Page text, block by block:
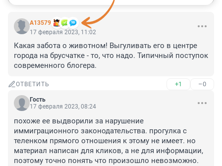
А13579
17 февраля 2023, 11:02
Какая забота о животном! Выгуливать его в центре
города на брусчатке - то, что надо. Типичный поступок
современного блогера.
ОТВЕТИТЬ +1 –0
Гость
17 февраля 2023, 08:24
похоже ее выдворили за нарушение
иммиграционного законодательства. прогулка с
теленком прямого отношения к этому не имеет. но
материал написан для кликов, а не для информации,
поэтому точно понять что произошло невозможно.